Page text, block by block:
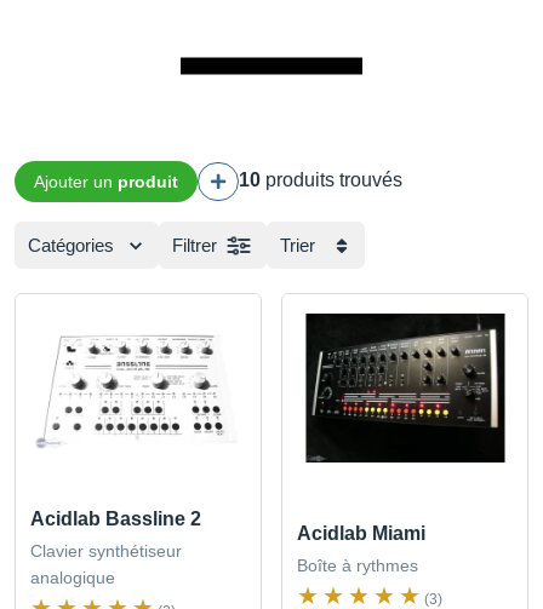
Ajouter un produit 10 produits trouvés
Catégories Filtrer Trier
Acidlab Bassline 2
Clavier synthétiseur
analogique
Acidlab Miami
Boîte à rythmes
(3)